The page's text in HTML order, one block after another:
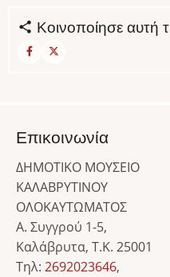
Κοινοποίησε αυτή
Επικοινωνία
ΔΗΜΟΤΙΚΟ ΜΟΥΣΕΙΟ
ΚΑΛΑΒΡΥΤΙΝΟΥ
ΟΛΟΚΑΥΤΩΜΑΤΟΣ
Α. Συγγρού 1-5,
Καλάβρυτα, Τ.Κ. 25001
Τηλ: 2692023646,